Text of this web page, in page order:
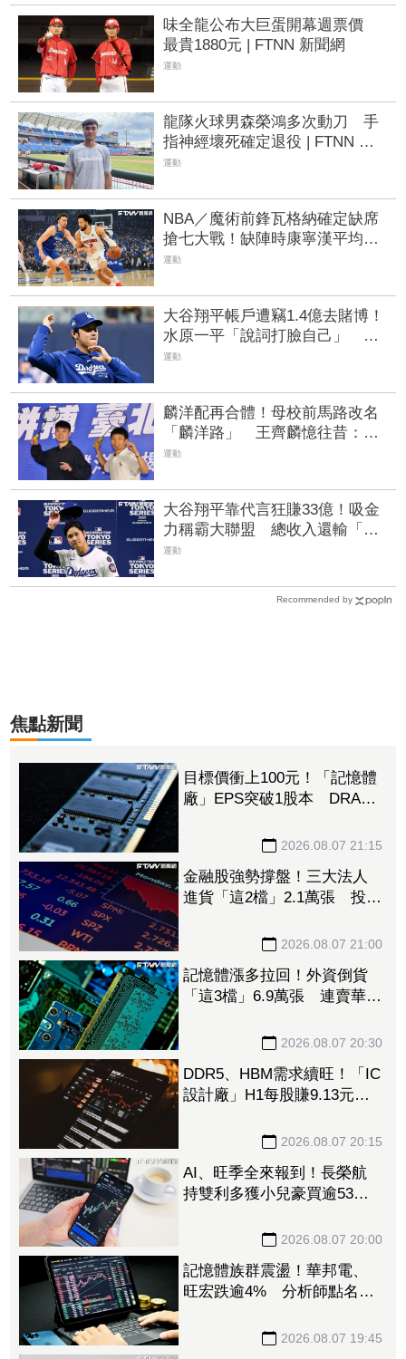
味全龍公布大巨蛋開幕週票價
最貴1880元 | FTNN 新聞網
運動
龍隊火球男森榮鴻多次動刀 手
指神經壞死確定退役 | FTNN 新
聞網
運動
NBA／魔術前鋒瓦格納確定缺席
搶七大戰！缺陣時康寧漢平均飆
至近40分
運動
大谷翔平帳戶遭竊1.4億去賭博！
水原一平「說詞打臉自己」 現
遭開除 | FTNN 新聞網
運動
麟洋配再合體！母校前馬路改名
「麟洋路」 王齊麟憶往昔：曾
被操到吐 | FTNN 新聞網
運動
大谷翔平靠代言狂賺33億！吸金
力稱霸大聯盟 總收入還輸「這
球星」 | FTNN 新聞網
運動
Recommended by
焦點新聞
目標價衝上100元！「記憶體
廠」EPS突破1股本 DRAM
2026.08.07 21:15
金融股強勢撐盤！三大法人
進貨「這2檔」2.1萬張 投
2026.08.07 21:00
記憶體漲多拉回！外資倒貨
「這3檔」6.9萬張 連賣華邦
2026.08.07 20:30
DDR5、HBM需求續旺！「IC
設計廠」H1每股賺9.13元
2026.08.07 20:15
AI、旺季全來報到！長榮航
持雙利多獲小兒豪買逾53萬
收狂超去年全年也獲青睞
2026.08.07 20:00
記憶體族群震盪！華邦電、
旺宏跌逾4% 分析師點名
2026.08.07 19:45